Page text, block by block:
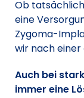
Ob
eine
Zygoma-
wir nach einer
Auch bei
immer eine